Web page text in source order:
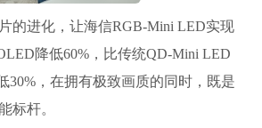
的进化，让海信RGB-Mini LED实现
降低60%，比传统QD-Mini LED
30%，在拥有极致画质的同时，既是
标杆。